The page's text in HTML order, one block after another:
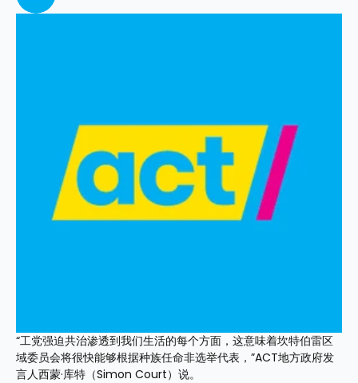
“工党强迫共治渗透到我们生活的每个方面，这意味着坎特伯雷区
域委员会将很快能够根据种族任命非选举代表，”ACT地方政府发
言人西蒙·库特（Simon Court）说。